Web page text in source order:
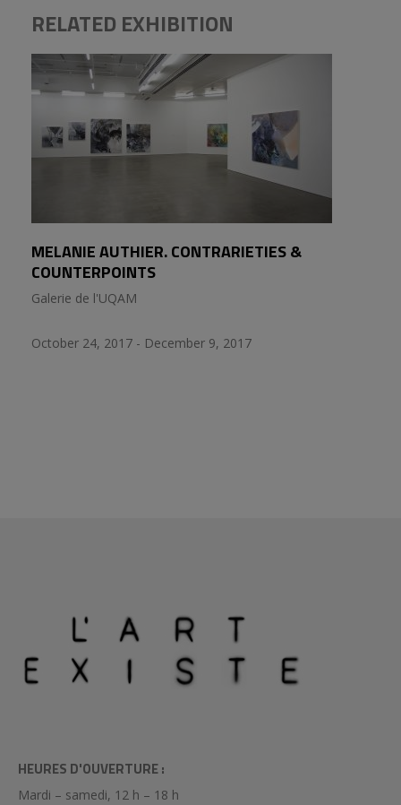
RELATED EXHIBITION
MELANIE AUTHIER. CONTRARIETIES &
COUNTERPOINTS
Galerie de l'UQAM
October 24, 2017 - December 9, 2017
HEURES D'OUVERTURE :
Mardi – samedi, 12 h – 18 h